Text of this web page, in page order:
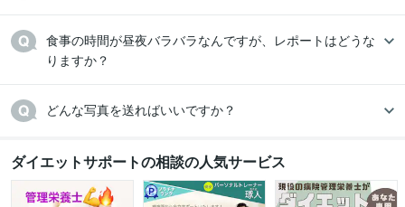
食事の時間が昼夜バラバラなんですが、レポートはどうな
りますか？
ダイエットサポートの相談の人気サービス